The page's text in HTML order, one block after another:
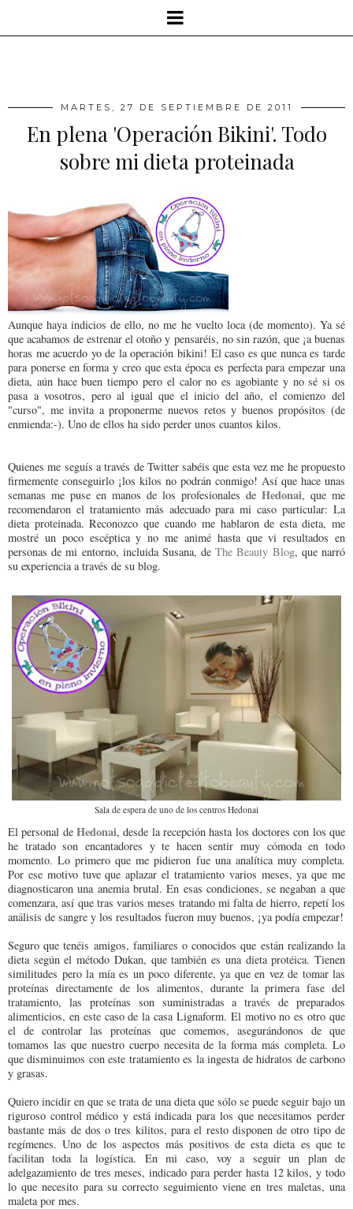
MARTES, 27 DE SEPTIEMBRE DE 2011
En plena 'Operación Bikini'. Todo
sobre mi dieta proteinada
Aunque haya indicios de ello, no me he vuelto loca (de momento). Ya sé
que acabamos de estrenar el otoño y pensaréis, no sin razón, que ¡a buenas
horas me acuerdo yo de la operación bikini! El caso es que nunca es tarde
para ponerse en forma y creo que esta época es perfecta para empezar una
dieta, aún hace buen tiempo pero el calor no es agobiante y no sé si os
pasa a vosotros, pero al igual que el inicio del año, el comienzo del
"curso", me invita a proponerme nuevos retos y buenos propósitos (de
enmienda:-). Uno de ellos ha sido perder unos cuantos kilos.
Quienes me seguís a través de Twitter sabéis que esta vez me he propuesto
firmemente conseguirlo ¡los kilos no podrán conmigo! Así que hace unas
semanas me puse en manos de los profesionales de Hedonai, que me
recomendaron el tratamiento más adecuado para mi caso particular: La
dieta proteinada. Reconozco que cuando me hablaron de esta dieta, me
mostré un poco escéptica y no me animé hasta que vi resultados en
personas de mi entorno, incluida Susana, deThe Beauty Blog, que narró
su experiencia a través de su blog.
Sala de espera de uno de los centros Hedonai
El personal de Hedonai, desde la recepción hasta los doctores con los que
he tratado son encantadores y te hacen sentir muy cómoda en todo
momento. Lo primero que me pidieron fue una analítica muy completa.
Por ese motivo tuve que aplazar el tratamiento varios meses, ya que me
diagnosticaron una anemia brutal. En esas condiciones, se negaban a que
comenzara, así que tras varios meses tratando mi falta de hierro, repetí los
análisis de sangre y los resultados fueron muy buenos, ¡ya podía empezar!
Seguro que tenéis amigos, familiares o conocidos que están realizando la
dieta según el método Dukan, que también es una dieta protéica. Tienen
similitudes pero la mía es un poco diferente, ya que en vez de tomar las
proteínas directamente de los alimentos, durante la primera fase del
tratamiento, las proteínas son suministradas a través de preparados
alimenticios, en este caso de la casa Lignaform. El motivo no es otro que
el de controlar las proteínas que comemos, asegurándonos de que
tomamos las que nuestro cuerpo necesita de la forma más completa. Lo
que disminuimos con este tratamiento es la ingesta de hidratos de carbono
y grasas.
Quiero incidir en que se trata de una dieta que sólo se puede seguir bajo un
riguroso control médico y está indicada para los que necesitamos perder
bastante más de dos o tres kilitos, para el resto disponen de otro tipo de
regímenes. Uno de los aspectos más positivos de esta dieta es que te
facilitan toda la logística. En mi caso, voy a seguir un plan de
adelgazamiento de tres meses, indicado para perder hasta 12 kilos, y todo
lo que necesito para su correcto seguimiento viene en tres maletas, una
maleta por mes.